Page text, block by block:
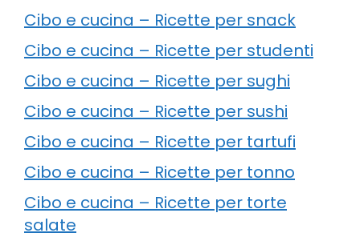
Cibo e cucina – Ricette per snack
Cibo e cucina – Ricette per studenti
Cibo e cucina – Ricette per sughi
Cibo e cucina – Ricette per sushi
Cibo e cucina – Ricette per tartufi
Cibo e cucina – Ricette per tonno
Cibo e cucina – Ricette per torte
salate